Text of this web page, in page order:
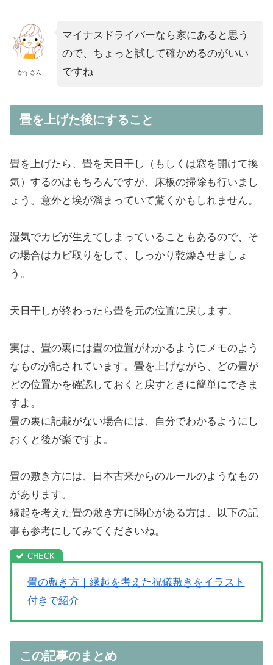
かずさん
マイナスドライバーなら家にあると思う
ので、ちょっと試して確かめるのがいい
ですね
畳を上げた後にすること
畳を上げたら、畳を天日干し（もしくは窓を開けて換
気）するのはもちろんですが、床板の掃除も行いまし
ょう。意外と埃が溜まっていて驚くかもしれません。
湿気でカビが生えてしまっていることもあるので、そ
の場合はカビ取りをして、しっかり乾燥させましょ
う。
天日干しが終わったら畳を元の位置に戻します。
実は、畳の裏には畳の位置がわかるようにメモのよう
なものが記されています。畳を上げながら、どの畳が
どの位置かを確認しておくと戻すときに簡単にできま
すよ。
畳の裏に記載がない場合には、自分でわかるようにし
おくと後が楽ですよ。
畳の敷き方には、日本古来からのルールのようなもの
があります。
縁起を考えた畳の敷き方に関心がある方は、以下の記
事も参考にしてみてくださいね。
畳の敷き方｜縁起を考えた祝儀敷きをイラスト
付きで紹介
この記事のまとめ